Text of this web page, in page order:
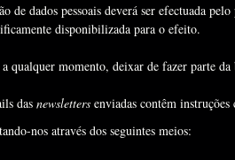
de dados pessoais deverá ser efectuada
disponibilizada para o efeito.
a qualquer momento, deixar de fazer parte da
das newsletters enviadas contêm
nos através dos seguintes meios: